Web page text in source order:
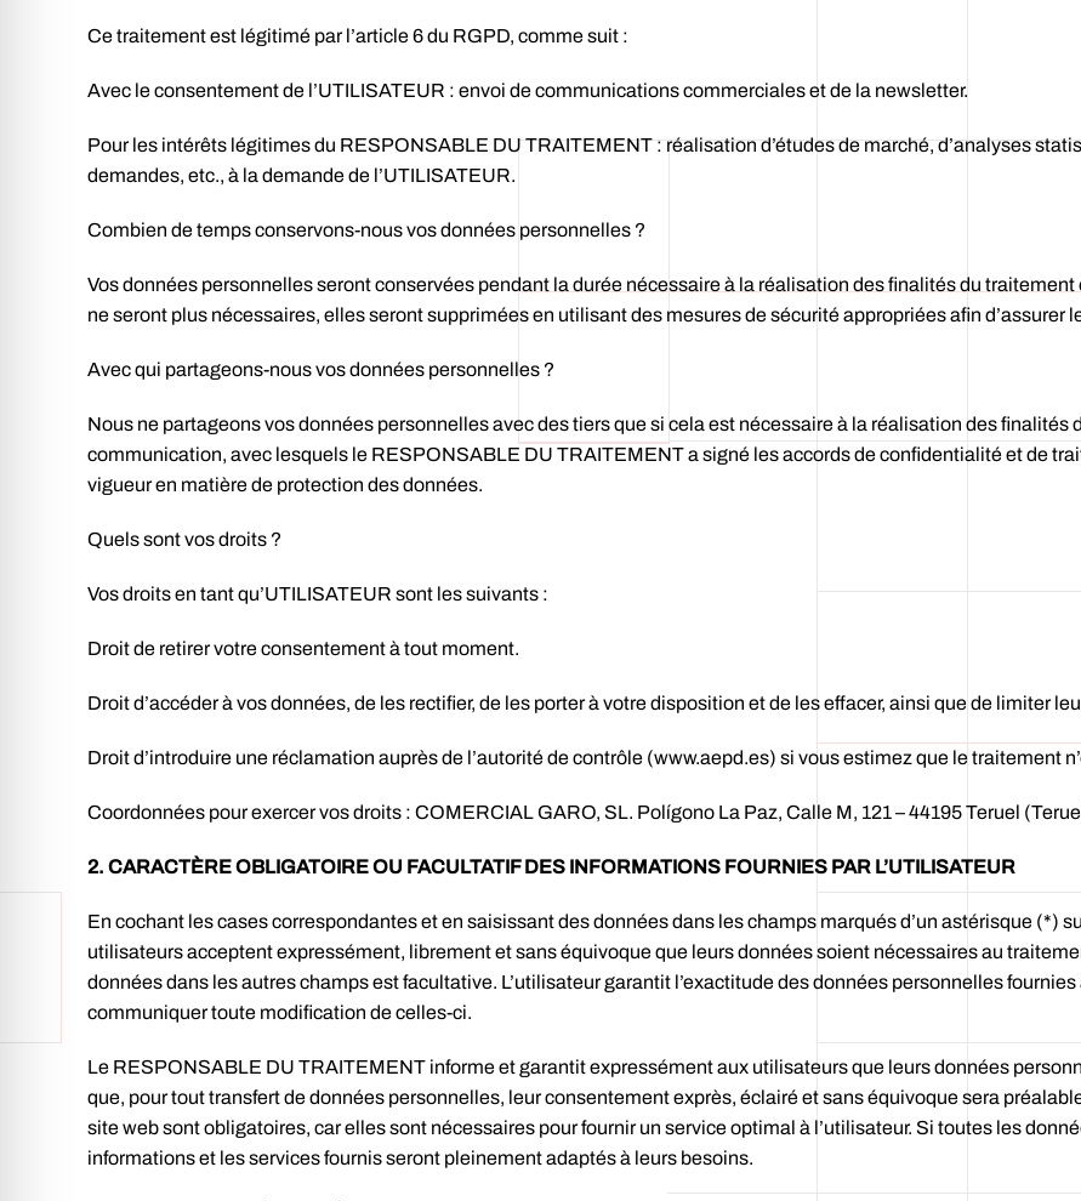
Ce traitement est légitimé par l’article 6 du RGPD, comme suit :
Avec le consentement de l’UTILISATEUR : envoi de communications commerciales et de la newsletter.
Pour les intérêts légitimes du RESPONSABLE DU TRAITEMENT : réalisation d’études de marché, d’analyses
demandes, etc., à la demande de l’UTILISATEUR.
Combien de temps conservons-nous vos données personnelles ?
Vos données personnelles seront conservées pendant la durée nécessaire à la réalisation des finalités du
ne seront plus nécessaires, elles seront supprimées en utilisant des mesures de sécurité appropriées afin
Avec qui partageons-nous vos données personnelles ?
Nous ne partageons vos données personnelles avec des tiers que si cela est nécessaire à la réalisation des
communication, avec lesquels le RESPONSABLE DU TRAITEMENT a signé les accords de confidentialité et de
vigueur en matière de protection des données.
Quels sont vos droits ?
Vos droits en tant qu’UTILISATEUR sont les suivants :
Droit de retirer votre consentement à tout moment.
Droit d’accéder à vos données, de les rectifier, de les porter à votre disposition et de les effacer, ainsi que de limiter
Droit d’introduire une réclamation auprès de l’autorité de contrôle (www.aepd.es) si vous estimez que le traitement
Coordonnées pour exercer vos droits : COMERCIAL GARO, SL. Polígono La Paz, Calle M, 121 – 44195 Teruel
2. CARACTÈRE OBLIGATOIRE OU FACULTATIF DES INFORMATIONS FOURNIES PAR L’UTILISATEUR
En cochant les cases correspondantes et en saisissant des données dans les champs marqués d’un astérisque (*)
utilisateurs acceptent expressément, librement et sans équivoque que leurs données soient nécessaires au
données dans les autres champs est facultative. L’utilisateur garantit l’exactitude des données personnelles
communiquer toute modification de celles-ci.
Le RESPONSABLE DU TRAITEMENT informe et garantit expressément aux utilisateurs que leurs données
que, pour tout transfert de données personnelles, leur consentement exprès, éclairé et sans équivoque sera
site web sont obligatoires, car elles sont nécessaires pour fournir un service optimal à l’utilisateur. Si toutes les
informations et les services fournis seront pleinement adaptés à leurs besoins.